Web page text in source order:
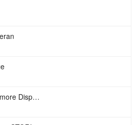
Achille Lauro – Amore Disperato